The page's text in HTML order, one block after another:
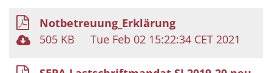
Notbetreuung_Erklärung
505 KB
Tue Feb 02 15:22:34 CET 2021